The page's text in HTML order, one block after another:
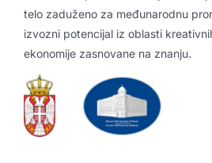
Nacionalna platforma Srbija stvara
telo zaduženo za međunarodnu
izvozni potencijal iz oblasti